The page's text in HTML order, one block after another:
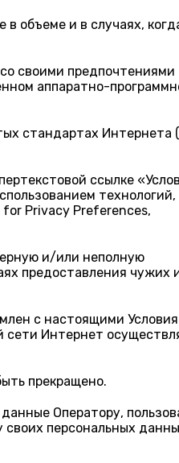
объеме и в случаях,
своими предпочтениями
аппаратно-
стандартах Интернета
ссылке
технологий,
for Privacy Preferences,
и/или неполную
предоставления чужих
с настоящими
сети Интернет
прекращено.
Оператору,
своих персональных